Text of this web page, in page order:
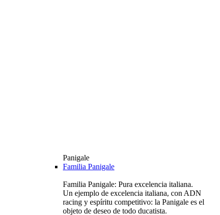
Panigale
Familia Panigale
Familia Panigale: Pura excelencia italiana.
Un ejemplo de excelencia italiana, con ADN
racing y espíritu competitivo: la Panigale es el
objeto de deseo de todo ducatista.